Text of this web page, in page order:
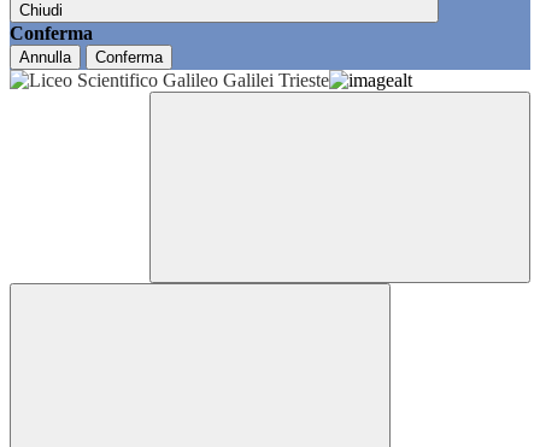
Chiudi
Conferma
Annulla Conferma